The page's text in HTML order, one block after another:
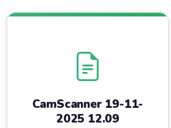
CamScanner 19-11-
2025 12.09